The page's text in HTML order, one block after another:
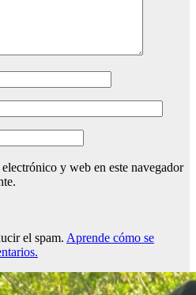
y web en este navegador
el spam. Aprende cómo se